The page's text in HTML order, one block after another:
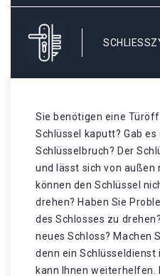
Sie benötigen eine
Schlüssel kaputt? Gab es
Schlüsselbruch? Der
und lässt sich von außen
können den Schlüssel
drehen? Haben Sie
des Schlosses zu
neues Schloss? Machen
denn ein Schlüsseldienst
kann Ihnen weiterhelfen.